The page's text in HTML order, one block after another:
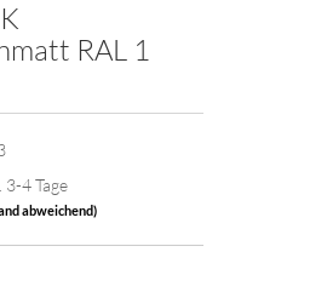
RAL 1
3-4 Tage
abweichend)